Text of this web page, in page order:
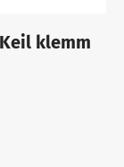
klemm